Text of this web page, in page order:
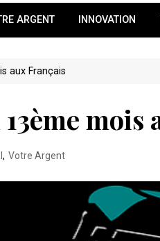
ARGENT INNOVATION
aux Français
mois
, Votre Argent